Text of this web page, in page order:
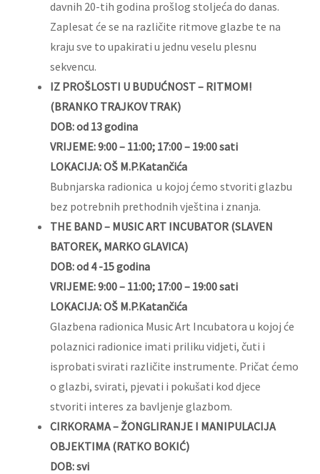
davnih 20-tih godina prošlog stoljeća do danas.
Zaplesat će se na različite ritmove glazbe te na
kraju sve to upakirati u jednu veselu plesnu
sekvencu.
IZ PROŠLOSTI U BUDUĆNOST – RITMOM!
(BRANKO TRAJKOV TRAK)
DOB: od 13 godina
VRIJEME: 9:00 – 11:00; 17:00 – 19:00 sati
LOKACIJA: OŠ M.P.Katančića
Bubnjarska radionica u kojoj ćemo stvoriti glazbu
bez potrebnih prethodnih vještina i znanja.
THE BAND – MUSIC ART INCUBATOR (SLAVEN
BATOREK, MARKO GLAVICA)
DOB: od 4 -15 godina
VRIJEME: 9:00 – 11:00; 17:00 – 19:00 sati
LOKACIJA: OŠ M.P.Katančića
Glazbena radionica Music Art Incubatora u kojoj će
polaznici radionice imati priliku vidjeti, čuti i
isprobati svirati različite instrumente. Pričat ćemo
o glazbi, svirati, pjevati i pokušati kod djece
stvoriti interes za bavljenje glazbom.
CIRKORAMA – ŽONGLIRANJE I MANIPULACIJA
OBJEKTIMA (RATKO BOKIĆ)
DOB: svi